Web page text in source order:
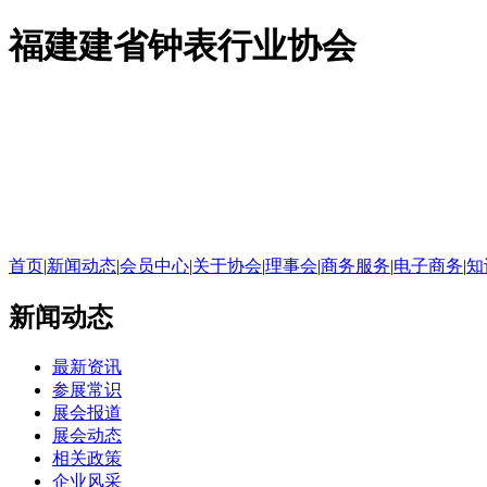
福建建省钟表行业协会
首页|新闻动态|会员中心|关于协会|理事会|商务服务|电子商务|知
新闻动态
最新资讯
参展常识
展会报道
展会动态
相关政策
企业风采